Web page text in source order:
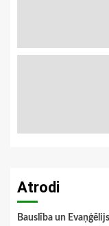
Atrodi
Bauslība un Evaņģēlijs